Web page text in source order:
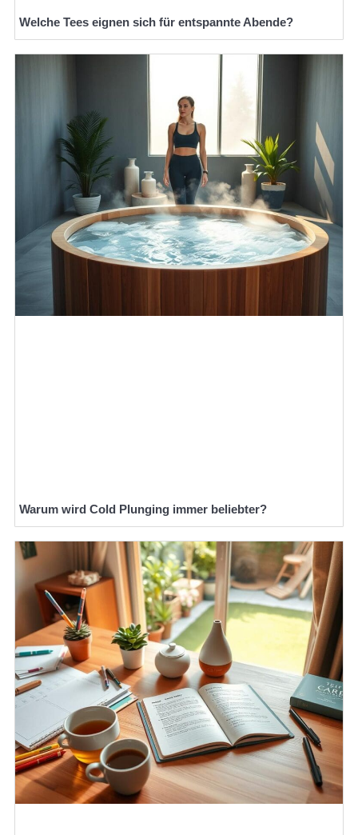
Welche Tees eignen sich für entspannte Abende?
Warum wird Cold Plunging immer beliebter?